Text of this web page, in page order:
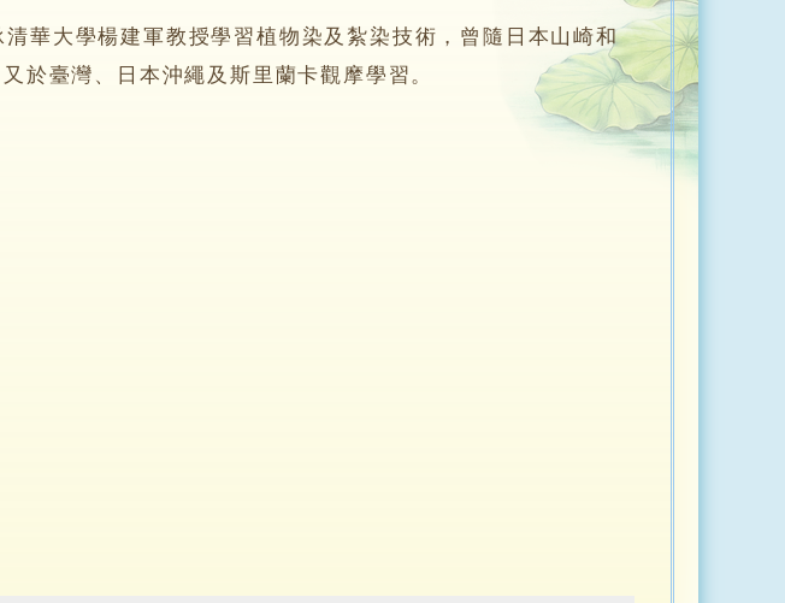
大學楊建軍教授學習植物染及紮染技術，曾隨日本山崎和
於臺灣、日本沖繩及斯里蘭卡觀摩學習。